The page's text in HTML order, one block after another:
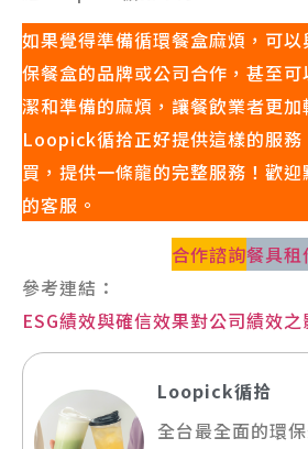
如果覺得準備循環餐盒麻煩，可
保餐盒的品牌或公司合作，甚至
潔和準備的麻煩，讓餐飲業者更加
Loopick循拾正好提供這樣的服務
買，提供一條龍的完整服務！歡
的客服。
合作諮詢餐具租
參考連結：
ESG績效與確信效果對公司績效之
Loopick循拾
全台最全面的環